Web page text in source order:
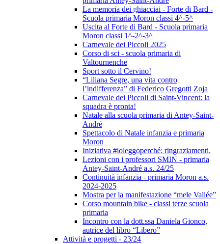
La memoria dei ghiacciai - Forte di Bard -
Scuola primaria Moron classi 4^-5^
Uscita al Forte di Bard - Scuola primaria
Moron classi 1^-2^-3^
Carnevale dei Piccoli 2025
Corso di sci - scuola primaria di
Valtournenche
Sport sotto il Cervino!
“Liliana Segre, una vita contro
l’indifferenza” di Federico Gregotti Zoja
Carnevale dei Piccoli di Saint-Vincent: la
squadra è pronta!
Natale alla scuola primaria di Antey-Saint-
André
Spettacolo di Natale infanzia e primaria
Moron
Iniziativa #ioleggoperché: ringraziamenti.
Lezioni con i professori SMIN - primaria
Antey-Saint-André a.s. 24/25
Continuità infanzia - primaria Moron a.s.
2024-2025
Mostra per la manifestazione “mele Vallée”
Corso mountain bike - classi terze scuola
primaria
Incontro con la dott.ssa Daniela Gionco,
autrice del libro “Libero”
Attività e progetti - 23/24